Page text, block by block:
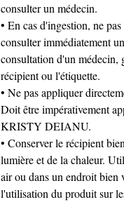
consulter un médecin.
• En cas d'ingestion, ne
consulter immédiatement
consultation d'un médecin,
récipient ou l'étiquette.
• Ne pas appliquer
Doit être impérativement
KRISTY DEIANU.
• Conserver le récipient
lumière et de la chaleur.
air ou dans un endroit bien
l'utilisation du produit sur